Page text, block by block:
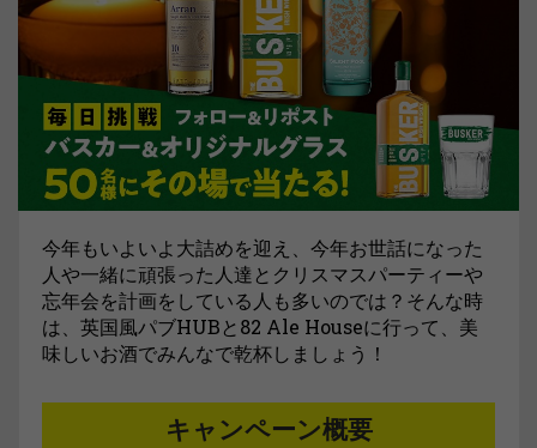
今年もいよいよ大詰めを迎え、今年お世話になった
人や一緒に頑張った人達とクリスマスパーティーや
忘年会を計画をしている人も多いのでは？そんな時
は、英国風パブHUBと82 Ale Houseに行って、美
味しいお酒でみんなで乾杯しましょう！
キャンペーン概要